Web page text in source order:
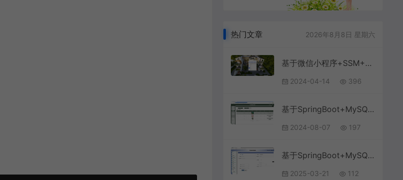
热门文章 2026年8月8日 星期六
基于微信小程序+SSM+MySQL的智能社区服务小程序(附论文)
2024-04-14 396
基于SpringBoot+MySQL+Vue.js的线上教育培训办公系统(附论文)
2024-08-07 197
基于SpringBoot+MySQL+Vue.js的工资管理系统(附论文)
2025-03-21 112